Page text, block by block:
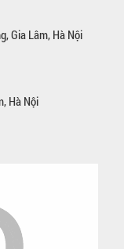
Gia Lâm, Hà Nội
Hà Nội